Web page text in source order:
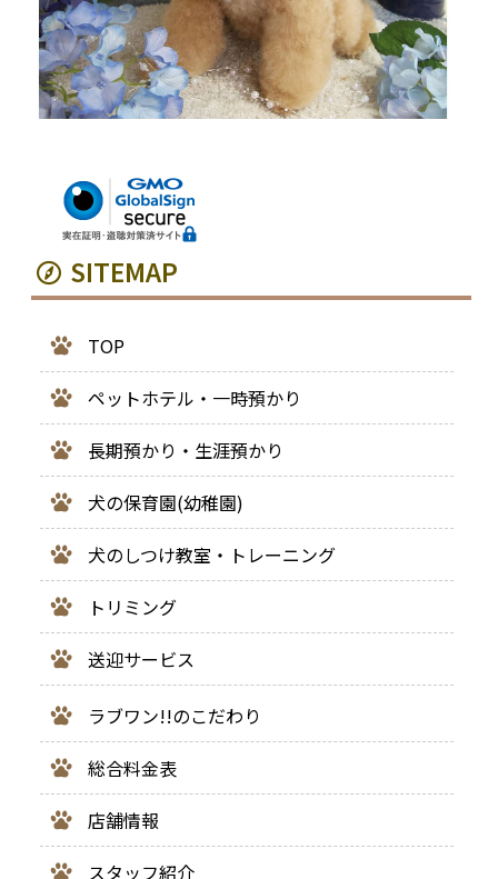
SITEMAP
TOP
ペットホテル・一時預かり
長期預かり・生涯預かり
犬の保育園(幼稚園)
犬のしつけ教室・トレーニング
トリミング
送迎サービス
ラブワン!!のこだわり
総合料金表
店舗情報
スタッフ紹介